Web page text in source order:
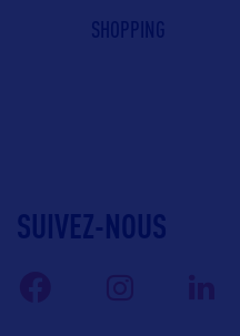
SHOPPING
SUIVEZ-NOUS